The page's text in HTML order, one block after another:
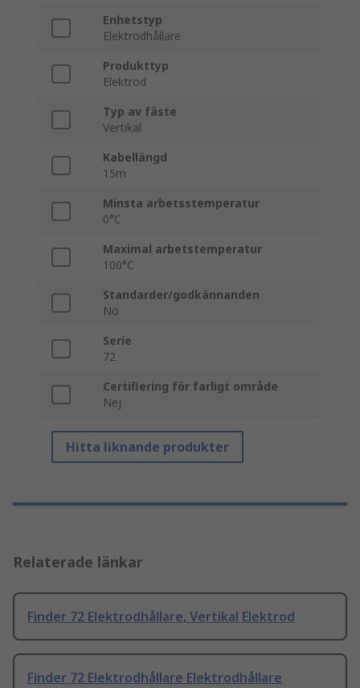
Enhetstyp
Elektrodhållare
Produkttyp
Elektrod
Typ av fäste
Vertikal
Kabellängd
15m
Minsta arbetsstemperatur
0°C
Maximal arbetstemperatur
100°C
Standarder/godkännanden
No
Serie
72
Certifiering för farligt område
Nej
Hitta liknande produkter
Relaterade länkar
Finder 72 Elektrodhållare, Vertikal Elektrod
Finder 72 Elektrodhållare Elektrodhållare